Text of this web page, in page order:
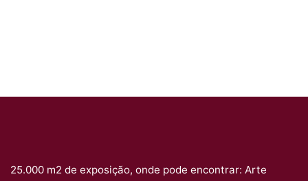
25.000 m2 de exposição, onde pode encontrar: Arte